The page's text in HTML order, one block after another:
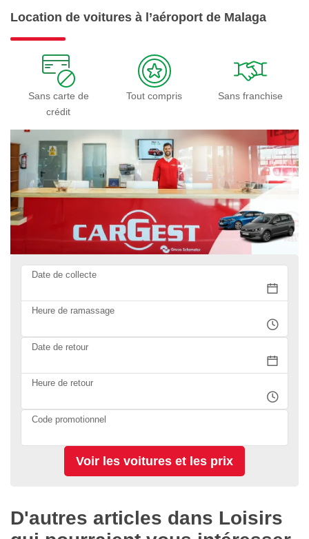
Location de voitures à l’aéroport de Malaga
Sans carte de
crédit
Tout compris Sans franchise
Date de collecte
Heure de ramassage
Date de retour
Heure de retour
Code promotionnel
D'autres articles dans Loisirs